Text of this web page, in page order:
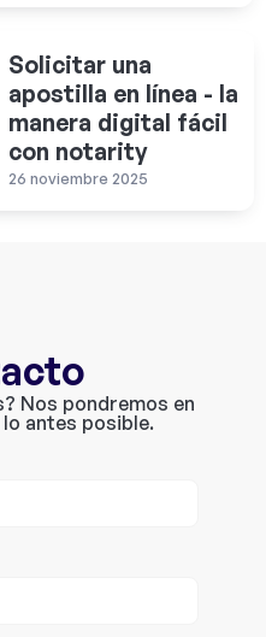
Solicitar una
apostilla en línea - la
manera digital fácil
con notarity
26 noviembre 2025
Nos pondremos en
antes posible.